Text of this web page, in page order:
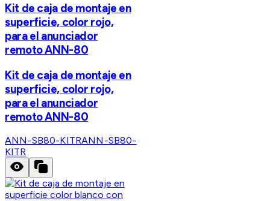
Kit de caja de montaje en
superficie, color rojo,
para el anunciador
remoto ANN-80
Kit de caja de montaje en
superficie, color rojo,
para el anunciador
remoto ANN-80
ANN-SB80-KITRANN-SB80-
KITR